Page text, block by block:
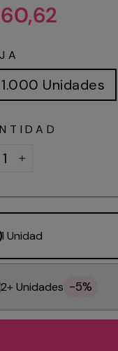
Unidades
1 Unidad
2+ Unidades -5%